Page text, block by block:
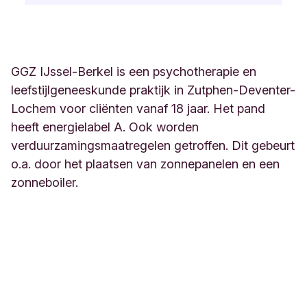
GGZ IJssel-Berkel is een psychotherapie en
leefstijlgeneeskunde praktijk in Zutphen-Deventer-
Lochem voor cliënten vanaf 18 jaar. Het pand
heeft energielabel A. Ook worden
verduurzamingsmaatregelen getroffen. Dit gebeurt
o.a. door het plaatsen van zonnepanelen en een
zonneboiler.